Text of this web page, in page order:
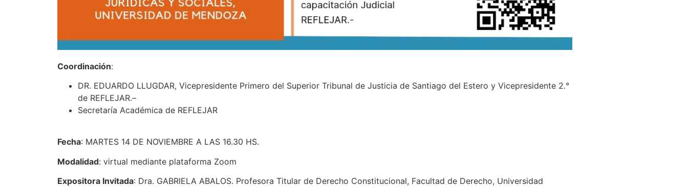
Coordinación:
DR. EDUARDO LLUGDAR, Vicepresidente Primero del Superior Tribunal de Justicia de Santiago del Estero y Vicepresidente 2.°
de REFLEJAR.–
Secretaría Académica de REFLEJAR
Fecha: MARTES 14 DE NOVIEMBRE A LAS 16.30 HS.
Modalidad: virtual mediante plataforma Zoom
Expositora Invitada: Dra. GABRIELA ABALOS. Profesora Titular de Derecho Constitucional, Facultad de Derecho, Universidad